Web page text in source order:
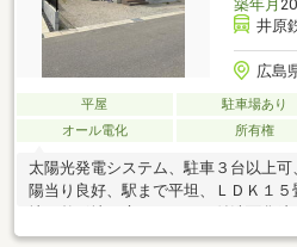
築年月
井原
広島
平屋 駐車場あり
オール電化
所有権
太陽光発電システム、駐車３台以上可
陽当り良好、駅まで平坦、ＬＤＫ１５
１坪以上、複層ガラス、オートバス